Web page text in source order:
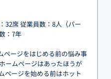
32席 従業員数：8人（パー
：7年
ージをはじめる前の悩み事
ームページはあったほうが
ページを始める前はホット